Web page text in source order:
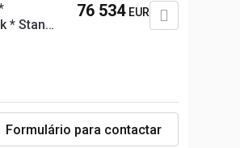
* Stan
76 534 EUR
Formulário para contactar